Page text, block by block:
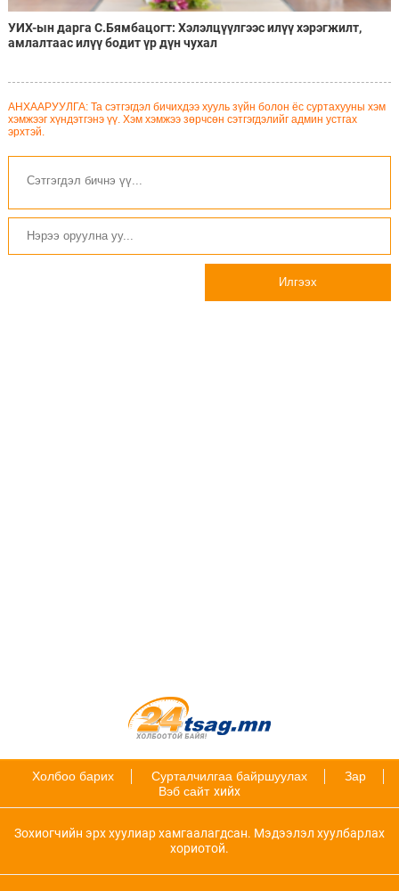
УИХ-ын дарга С.Бямбацогт: Хэлэлцүүлгээс илүү хэрэгжилт,
амлалтаас илүү бодит үр дүн чухал
АНХААРУУЛГА: Та сэтгэгдэл бичихдээ хууль зүйн болон ёс суртахууны хэм
хэмжээг хүндэтгэнэ үү. Хэм хэмжээ зөрчсөн сэтгэгдэлийг админ устгах
эрхтэй.
Илгээх
Холбоо барих Сурталчилгаа байршуулах
Зар
Вэб сайт хийх
Зохиогчийн эрх хуулиар хамгаалагдсан. Мэдээлэл хуулбарлах
хориотой.